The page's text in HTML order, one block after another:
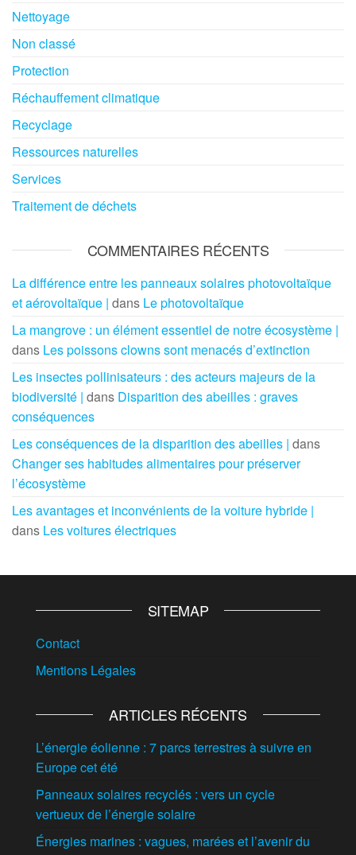
Nettoyage
Non classé
Protection
Réchauffement climatique
Recyclage
Ressources naturelles
Services
Traitement de déchets
COMMENTAIRES RÉCENTS
La différence entre les panneaux solaires photovoltaïque
et aérovoltaïque | dans Le photovoltaïque
La mangrove : un élément essentiel de notre écosystème |
dans Les poissons clowns sont menacés d’extinction
Les insectes pollinisateurs : des acteurs majeurs de la
biodiversité | dans Disparition des abeilles : graves
conséquences
Les conséquences de la disparition des abeilles | dans
Changer ses habitudes alimentaires pour préserver
l’écosystème
Les avantages et inconvénients de la voiture hybride |
dans Les voitures électriques
SITEMAP
Contact
Mentions Légales
ARTICLES RÉCENTS
L’énergie éolienne : 7 parcs terrestres à suivre en
Europe cet été
Panneaux solaires recyclés : vers un cycle
vertueux de l’énergie solaire
Énergies marines : vagues, marées et l’avenir du